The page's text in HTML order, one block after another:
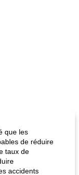
que les
de réduire
taux de
accidents